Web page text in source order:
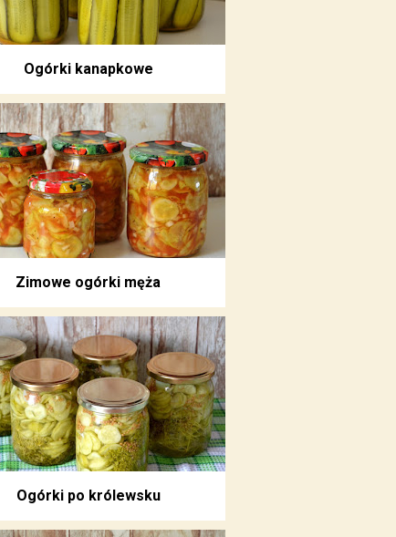
Ogórki kanapkowe
Zimowe ogórki męża
Ogórki po królewsku